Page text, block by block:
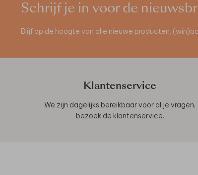
Schrijf je in voor de
Blijf op de hoogte van alle nieuwe producten,
Klantenservice
We zijn dagelijks bereikbaar voor al je vragen,
bezoek de klantenservice.